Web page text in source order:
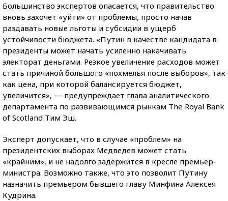
Большинство экспертов опасается, что правительство
вновь захочет «уйти» от проблемы, просто начав
раздавать новые льготы и субсидии в ущерб
устойчивости бюджета. «Путин в качестве кандидата в
президенты может начать усиленно накачивать
электорат деньгами. Резкое увеличение расходов может
стать причиной большого «похмелья после выборов», так
как цена, при которой балансируется бюджет,
увеличится», — предупреждает глава аналитического
департамента по развивающимся рынкам The Royal Bank
of Scotland Тим Эш.
Эксперт допускает, что в случае «проблем» на
президентских выборах Медведев может стать
«крайним», и не надолго задержится в кресле премьер-
министра. Возможно также, что это позволит Путину
назначить премьером бывшего главу Минфина Алексея
Кудрина.